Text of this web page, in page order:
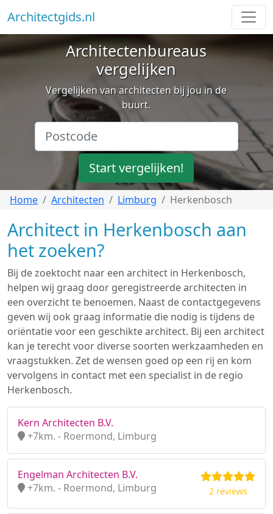
Architectgids.nl
Architectenbureaus
vergelijken
Vergelijken van architecten bij jou in de
buurt.
Start vergelijken!
Home Architecten Limburg Herkenbosch
Architect in Herkenbosch aan
het zoeken?
Bij de zoektocht naar een architect in Herkenbosch,
helpen wij graag door geregistreerde architecten in
een overzicht te benoemen. Naast de contactgegevens
geven wij ook graag informatie die nodig is tijdens de
oriëntatie voor een geschikte architect. Bij een architect
kan je terecht voor diverse soorten werkzaamheden en
vraagstukken. Zet de wensen goed op een rij en kom
vervolgens in contact met een specialist in de regio
Herkenbosch.
Kern Architecten B.V.
+7km. - Roermond, Limburg
Engelman Architecten B.V.
+7km. - Roermond, Limburg
2 reviews